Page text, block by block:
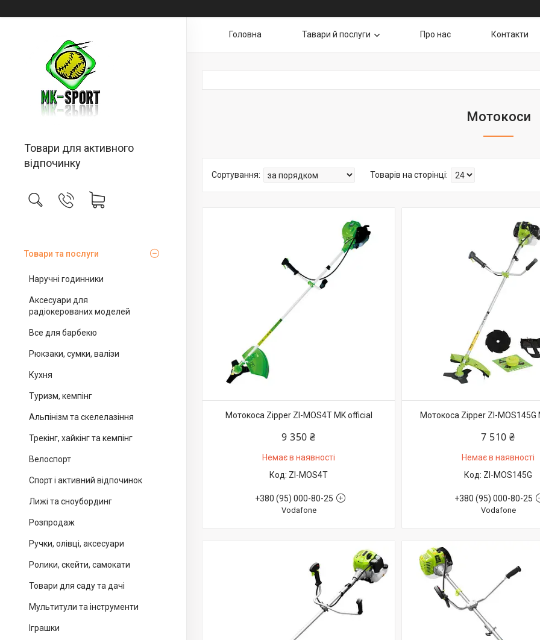
Товари для активного
відпочинку
Товари та послуги
Наручні годинники
Аксесуари для
радіокерованих моделей
Все для барбекю
Рюкзаки, сумки, валізи
Кухня
Туризм, кемпінг
Альпінізм та скелелазіння
Трекінг, хайкінг та кемпінг
Велоспорт
Спорт і активний відпочинок
Лижі та сноубординг
Розпродаж
Ручки, олівці, аксесуари
Ролики, скейти, самокати
Товари для саду та дачі
Мультитули та інструменти
Іграшки
Головна Тавари й послуги Про нас Контакти
Мотокоси
Мотокоса Zipper ZI-MOS4T MK official
9 350 ₴
Немає в наявності
ZI-MOS4T
+380 (95) 000-80-25
Vodafone
Мотокоса Zipper ZI-MOS145G
7 510 ₴
Немає в наявності
ZI-MOS145G
+380 (95) 000-80-25
Vodafone